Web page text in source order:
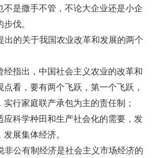
不是撒手不管，不论大企业还是小企
伐。
的关于我国农业改革和发展的两个
指出，中国社会主义农业的改革和
看，要有两个飞跃，第一个飞跃，
行家庭联产承包为主的责任制；
应科学种田和生产社会化的需要，发
展集体经济。
公有制经济是社会主义市场经济的